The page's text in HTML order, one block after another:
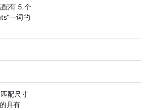
有 5 个
一词的
配尺寸
具有